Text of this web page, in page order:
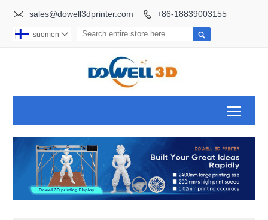
 sales@dowell3dprinter.com  +86-18839003155

suomen 